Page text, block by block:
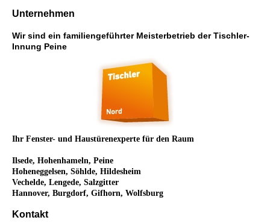
Unternehmen
Wir sind ein familiengeführter Meisterbetrieb der Tischler-
Innung Peine
Ihr Fenster- und Haustürenexperte für den Raum
Ilsede, Hohenhameln, Peine
Hoheneggelsen, Söhlde, Hildesheim
Vechelde, Lengede, Salzgitter
Hannover, Burgdorf, Gifhorn, Wolfsburg
Kontakt